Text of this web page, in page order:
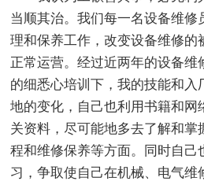
当顺其治。我们每一名设备维修
理和保养工作，改变设备维修的
正常运营。经过近两年的设备维
的细悉心培训下，我的技能和入
地的变化，自己也利用书籍和网
关资料，尽可能地多去了解和掌
程和维修保养等方面。同时自己
习，争取使自己在机械、电气维